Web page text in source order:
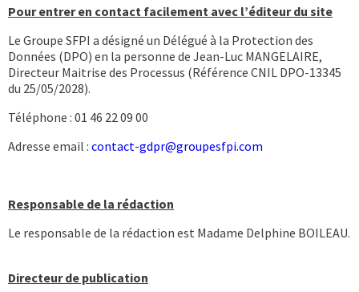
Pour entrer en contact facilement avec l’éditeur du site
Le Groupe SFPI a désigné un Délégué à la Protection des
Données (DPO) en la personne de Jean-Luc MANGELAIRE,
Directeur Maitrise des Processus (Référence CNIL DPO-13345
du 25/05/2028).
Téléphone : 01 46 22 09 00
Adresse email : contact-gdpr@groupesfpi.com
Responsable de la rédaction
Le responsable de la rédaction est Madame Delphine BOILEAU.
Directeur de publication